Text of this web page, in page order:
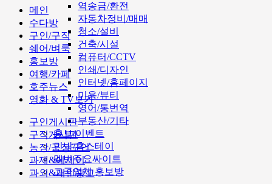
역송금/환전
자동차정비/매매
청소/설비
건축/시설
컴퓨터/CCTV
인쇄/디자인
인터넷/홈페이지
미용/뷰티
영어/통번역
부동산/기타
홍보/이벤트
민박/홈스테이
멜번주요싸이트
고국업체 홍보방
메인
수다방
구인/구직
쉐어/벼룩
홍보방
여행/카페
호주뉴스
영화 & TV보기
구인게시판
구직게시판
농장/공장구인
과제&에세이
과외&개인광고